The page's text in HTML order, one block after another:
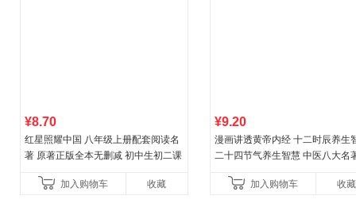
¥8.70
红星照耀中国 八年级上册配套阅读名
著 原著正版全本无删减 初中生初二课
加入购物车
收藏
¥9.20
漫画讲透黄帝内经 十二时辰养生
二十四节气养生智慧 中医八大名
加入购物车
收藏